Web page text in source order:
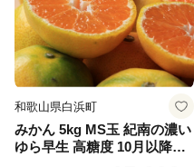
かつらぎ町役場
ふるさとかつらぎ寄附金
和歌山県白浜町
みかん 5kg MS玉 紀南の濃い
ゆら早生 高糖度 10月以降発